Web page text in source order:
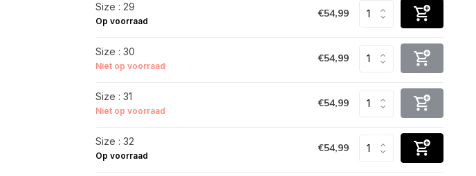
Size : 29
Op voorraad
€54,99
Size : 30
Niet op voorraad
€54,99
Size : 31
Niet op voorraad
€54,99
Size : 32
Op voorraad
€54,99